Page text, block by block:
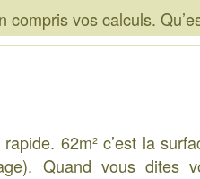
compris vos calculs.
62m² c’est la
Quand vous dites